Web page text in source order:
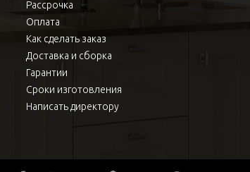
Рассрочка
Оплата
Как сделать заказ
Доставка и сборка
Гарантии
Сроки изготовления
Написать директору